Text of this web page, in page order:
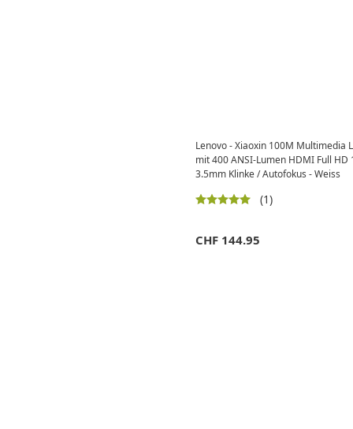
Lenovo - Xiaoxin 100M Multimedia
mit 400 ANSI-Lumen HDMI Full HD
3.5mm Klinke / Autofokus - Weiss
(1)
CHF 144.95